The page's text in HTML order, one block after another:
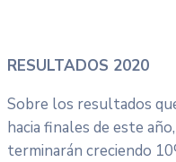
RESULTADOS 2020
Sobre los resultados
hacia finales de este
terminarán creciendo